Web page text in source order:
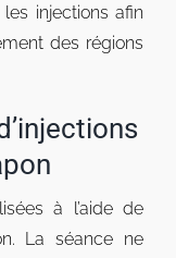
injections afin
des régions
à l’aide de
La séance ne